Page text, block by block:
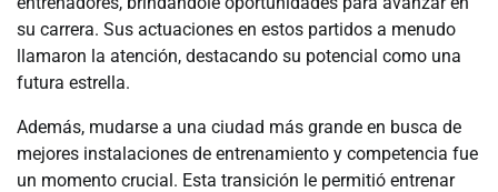
su carrera. Sus actuaciones en estos partidos a menudo
llamaron la atención, destacando su potencial como una
futura estrella.
Además, mudarse a una ciudad más grande en busca de
mejores instalaciones de entrenamiento y competencia fue
un momento crucial. Esta transición le permitió entrenar